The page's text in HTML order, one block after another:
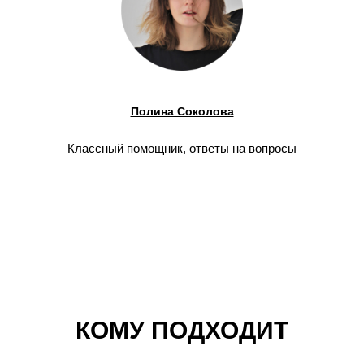
Полина Соколова
Классный помощник, ответы на вопросы
КОМУ ПОДХОДИТ